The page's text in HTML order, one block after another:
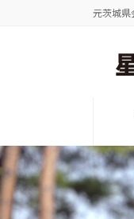
プ
動
元茨城県